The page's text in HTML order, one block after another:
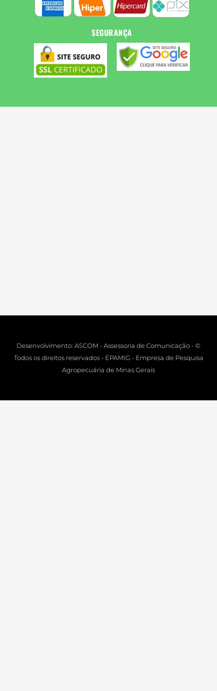
SEGURANÇA
Desenvolvimento: ASCOM - Assessoria de Comunicação - ©
Todos os direitos reservados - EPAMIG - Empresa de Pesquisa
Agropecuária de Minas Gerais